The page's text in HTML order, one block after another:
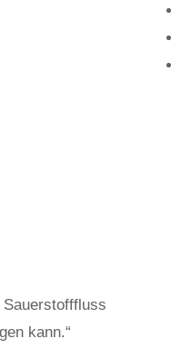
Sauerstofffluss
kann.“